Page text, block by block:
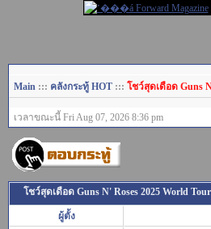
Main ::: คลังกระทู้ HOT ::: โชว์สุดเดือด Guns
เวลาขณะนี้ Fri Aug 07, 2026 8:36 pm
โชว์สุดเดือด Guns N' Roses 2025 World
ผู้ตั้ง